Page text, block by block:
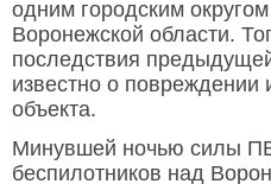
одним городским
Воронежской области.
последствия
известно о повреждении
объекта.
Минувшей ночью силы
беспилотников над